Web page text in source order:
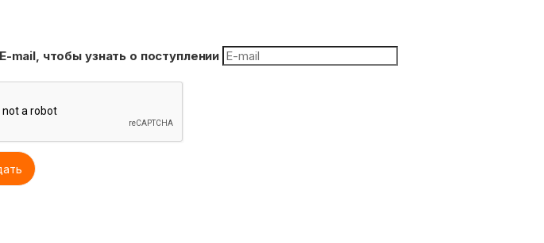
mail, чтобы узнать о поступлении